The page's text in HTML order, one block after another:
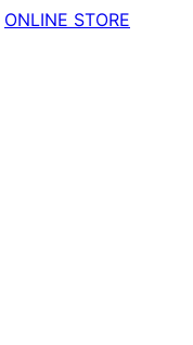
ONLINE STORE